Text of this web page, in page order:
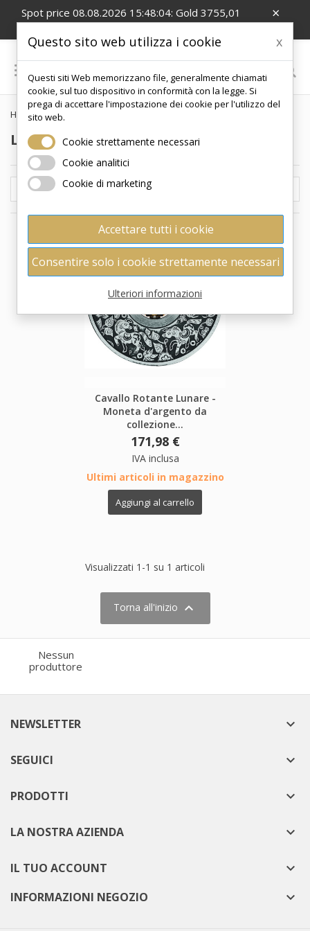
×
Spot price 08.08.2026 15:48:04: Gold 3755,01
EUR/Oz; Silver 54,99 EUR/Oz
0 
Home Da collezione
LUNARE
Rilevanza
Cavallo Rotante Lunare -
Moneta d'argento da
collezione...
171,98 €
IVA inclusa
Ultimi articoli in magazzino
Aggiungi al carrello
Visualizzati 1-1 su 1 articoli
Torna all'inizio 
Nessun
produttore
NEWSLETTER 
SEGUICI 
PRODOTTI 
LA NOSTRA AZIENDA 
IL TUO ACCOUNT 
INFORMAZIONI NEGOZIO 
La mia lista dei preferiti
Crea un nuovo elenco
((modalTitle))
((cancelText)) ((modalDeleteText))
Crea lista dei desideri
Nome lista dei desideri
Annulla Crea lista dei desideri
Devi avere effettuato l'accesso per salvare dei prodotti
nella tua lista dei desideri.
Annulla
Questo sito web utilizza i cookie x
Questi siti Web memorizzano file, generalmente chiamati
cookie, sul tuo dispositivo in conformità con la legge. Si
prega di accettare l'impostazione dei cookie per l'utilizzo del
sito web.
Cookie strettamente necessari
Cookie analitici
Cookie di marketing
Accettare tutti i cookie
Consentire solo i cookie strettamente necessari
Ulteriori informazioni